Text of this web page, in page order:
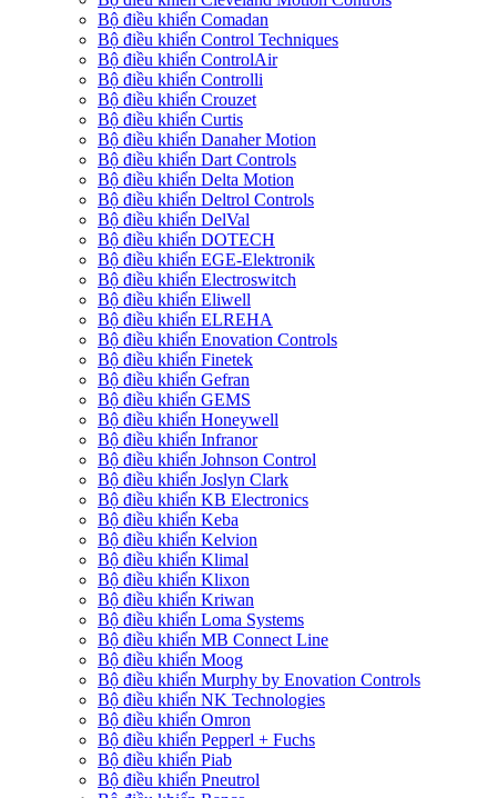
Bộ điều khiển Comadan
Bộ điều khiển Control Techniques
Bộ điều khiển ControlAir
Bộ điều khiển Controlli
Bộ điều khiển Crouzet
Bộ điều khiển Curtis
Bộ điều khiển Danaher Motion
Bộ điều khiển Dart Controls
Bộ điều khiển Delta Motion
Bộ điều khiển Deltrol Controls
Bộ điều khiển DelVal
Bộ điều khiển DOTECH
Bộ điều khiển EGE-Elektronik
Bộ điều khiển Electroswitch
Bộ điều khiển Eliwell
Bộ điều khiển ELREHA
Bộ điều khiển Enovation Controls
Bộ điều khiển Finetek
Bộ điều khiển Gefran
Bộ điều khiển GEMS
Bộ điều khiển Honeywell
Bộ điều khiển Infranor
Bộ điều khiển Johnson Control
Bộ điều khiển Joslyn Clark
Bộ điều khiển KB Electronics
Bộ điều khiển Keba
Bộ điều khiển Kelvion
Bộ điều khiển Klimal
Bộ điều khiển Klixon
Bộ điều khiển Kriwan
Bộ điều khiển Loma Systems
Bộ điều khiển MB Connect Line
Bộ điều khiển Moog
Bộ điều khiển Murphy by Enovation Controls
Bộ điều khiển NK Technologies
Bộ điều khiển Omron
Bộ điều khiển Pepperl + Fuchs
Bộ điều khiển Piab
Bộ điều khiển Pneutrol